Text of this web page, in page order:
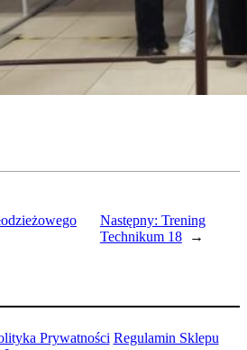
Następny: Trening
Technikum 18
→
Prywatności Regulamin Sklepu